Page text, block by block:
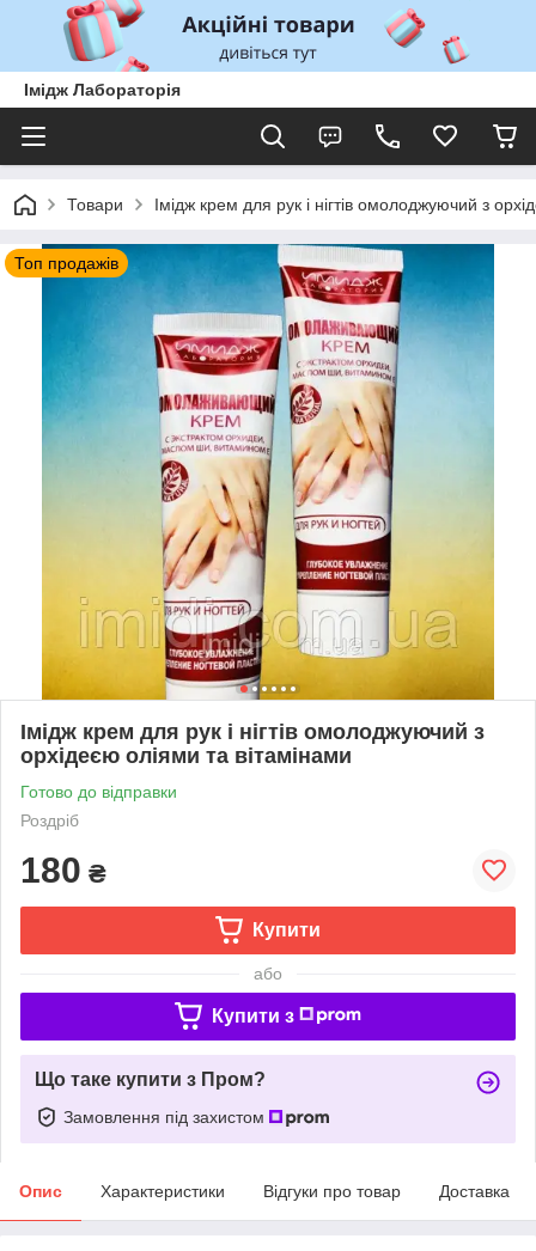
Імідж Лабораторія
Товари Імідж крем для рук і нігтів омолоджуючий з
Топ продажів
Імідж крем для рук і нігтів омолоджуючий з
орхідеєю оліями та вітамінами
Готово до відправки
Роздріб
180 ₴
Купити
або
Купити з
Що таке купити з Пром?
Замовлення під захистом
Опис Характеристики Відгуки про товар Доставка